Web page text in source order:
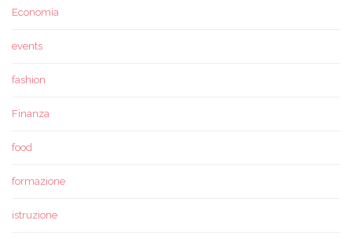
Economia
events
fashion
Finanza
food
formazione
istruzione